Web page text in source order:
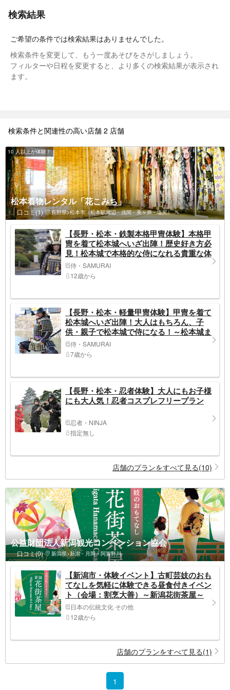
検索結果
ご希望の条件では検索結果はありませんでした。
検索条件を変更して、もう一度あそびをさがしましょう。
フィルターや日程を変更すると、より多くの検索結果が表示され
ます。
検索条件と関連性の高い店舗 2 店舗
10 人以上が体験！
松本着物レンタル「花こみち」
口コミ(1) 長野県>松本市（松本駅周辺・浅間・美ヶ原・塩尻）
【長野・松本・鉄製本格甲冑体験】本格甲
冑を着て松本城へいざ出陣！歴史好き方必
見！松本城で本格的な侍になれる貴重な体
験～松本城まで徒歩2分～
侍・SAMURAI
12歳から
【長野・松本・軽量甲冑体験】甲冑を着て
松本城へいざ出陣！大人はもちろん、子
供・親子で松本城で侍になる！～松本城ま
で徒歩2分～
侍・SAMURAI
7歳から
【長野・松本・忍者体験】大人にもお子様
にも大人気！忍者コスプレフリープラン
忍者・NINJA
指定無し
店舗のプランをすべて見る(10)
公益財団法人新潟観光コンベンション協会
口コミ(0) 新潟県>新潟・月岡・阿賀野川
【新潟市・体験イベント】古町芸妓のおも
てなしを気軽に体験できる昼食付きイベン
ト（会場：割烹大善）～新潟花街茶屋～
日本の伝統文化 その他
12歳から
店舗のプランをすべて見る(1)
1